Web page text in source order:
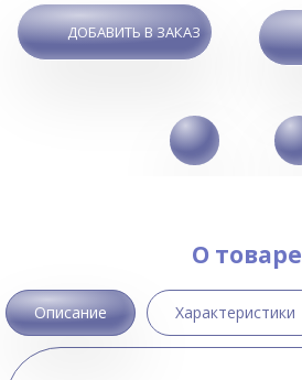
ДОБАВИТЬ В ЗАКАЗ
О товаре
Описание Характеристики